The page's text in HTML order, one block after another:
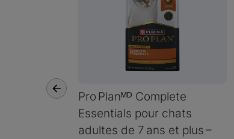
Pro Planᴹᴰ Complete
Essentials pour chats
adultes de 7 ans et plus –